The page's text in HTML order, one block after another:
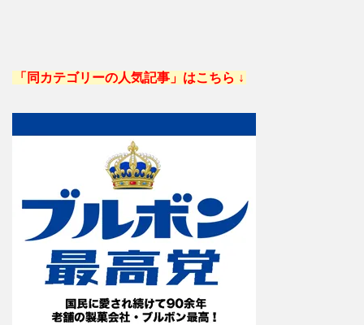
「同カテゴリーの人気記事」はこちら ↓